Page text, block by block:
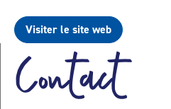
Visiter le site web
Contact